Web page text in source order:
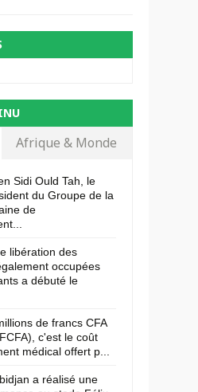
Afrique & Monde
Sidi Ould Tah, le
du Groupe de la
de
libération des
occupées
a débuté le
de francs CFA
c'est le coût
médical offert p...
a réalisé une